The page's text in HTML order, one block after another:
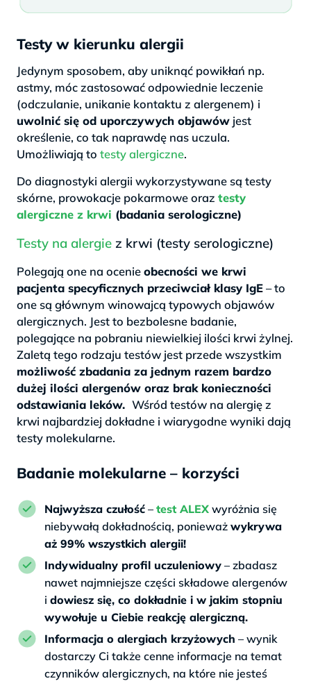
Testy w kierunku alergii
Jedynym sposobem, aby uniknąć powikłań np.
astmy, móc zastosować odpowiednie leczenie
(odczulanie, unikanie kontaktu z alergenem) i
uwolnić się od uporczywych objawów jest
określenie, co tak naprawdę nas uczula.
Umożliwiają to testy alergiczne.
Do diagnostyki alergii wykorzystywane są testy
skórne, prowokacje pokarmowe oraz testy
alergiczne z krwi (badania serologiczne)
Testy na alergie z krwi (testy serologiczne)
Polegają one na ocenieobecności we krwi
pacjenta specyficznych przeciwciał klasy IgE– to
one są głównym winowajcą typowych objawów
alergicznych. Jest to bezbolesne badanie,
polegające na pobraniu niewielkiej ilości krwi żylnej.
Zaletą tego rodzaju testów jest przede wszystkim
możliwość zbadania za jednym razem bardzo
dużej ilości alergenów oraz brak konieczności
odstawiania leków. Wśród testów na alergię z
krwi najbardziej dokładne i wiarygodne wyniki dają
testy molekularne.
Badanie molekularne – korzyści
Najwyższa czułość – test ALEX wyróżnia się
niebywałą dokładnością, ponieważ wykrywa
aż 99% wszystkich alergii!
Indywidualny profil uczuleniowy – zbadasz
nawet najmniejsze części składowe alergenów
i dowiesz się, co dokładnie i w jakim stopniu
wywołuje u Ciebie reakcję alergiczną.
Informacja o alergiach krzyżowych – wynik
dostarczy Ci także cenne informacje na temat
czynników alergicznych, na które nie jesteś